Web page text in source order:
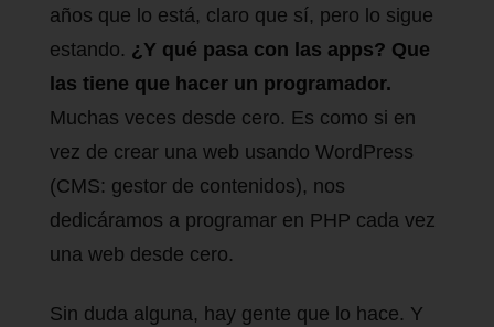
años que lo está, claro que sí, pero lo sigue
estando. ¿Y qué pasa con las apps? Que
las tiene que hacer un programador.
Muchas veces desde cero. Es como si en
vez de crear una web usando WordPress
(CMS: gestor de contenidos), nos
dedicáramos a programar en PHP cada vez
una web desde cero.
Sin duda alguna, hay gente que lo hace. Y